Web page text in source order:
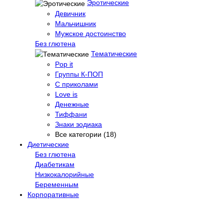
Эротические
Девичник
Мальчишник
Мужское достоинство
Без глютена
Тематические
Pop it
Группы К-ПОП
С приколами
Love is
Денежные
Тиффани
Знаки зодиака
Все категории (18)
Диетические
Без глютена
Диабетикам
Низкокалорийные
Беременным
Корпоративные